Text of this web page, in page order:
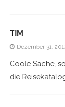
TIM
Dezember 31,
Coole Sache,
die